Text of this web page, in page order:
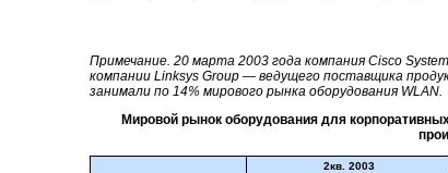
Примечание. 20 марта 2003 года компания Cisco
компании Linksys Group — ведущего поставщика
занимали по 14% мирового рынка оборудования WLAN.
Мировой рынок оборудования для
2кв. 2003